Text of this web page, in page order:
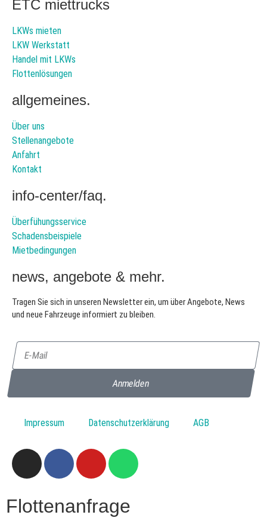
ETC miettrucks
LKWs mieten
LKW Werkstatt
Handel mit LKWs
Flottenlösungen
allgemeines.
Über uns
Stellenangebote
Anfahrt
Kontakt
info-center/faq.
Überfühungsservice
Schadensbeispiele
Mietbedingungen
news, angebote & mehr.
Tragen Sie sich in unseren Newsletter ein, um über Angebote, News
und neue Fahrzeuge informiert zu bleiben.
Anmelden
Impressum Datenschutzerklärung AGB
Flottenanfrage